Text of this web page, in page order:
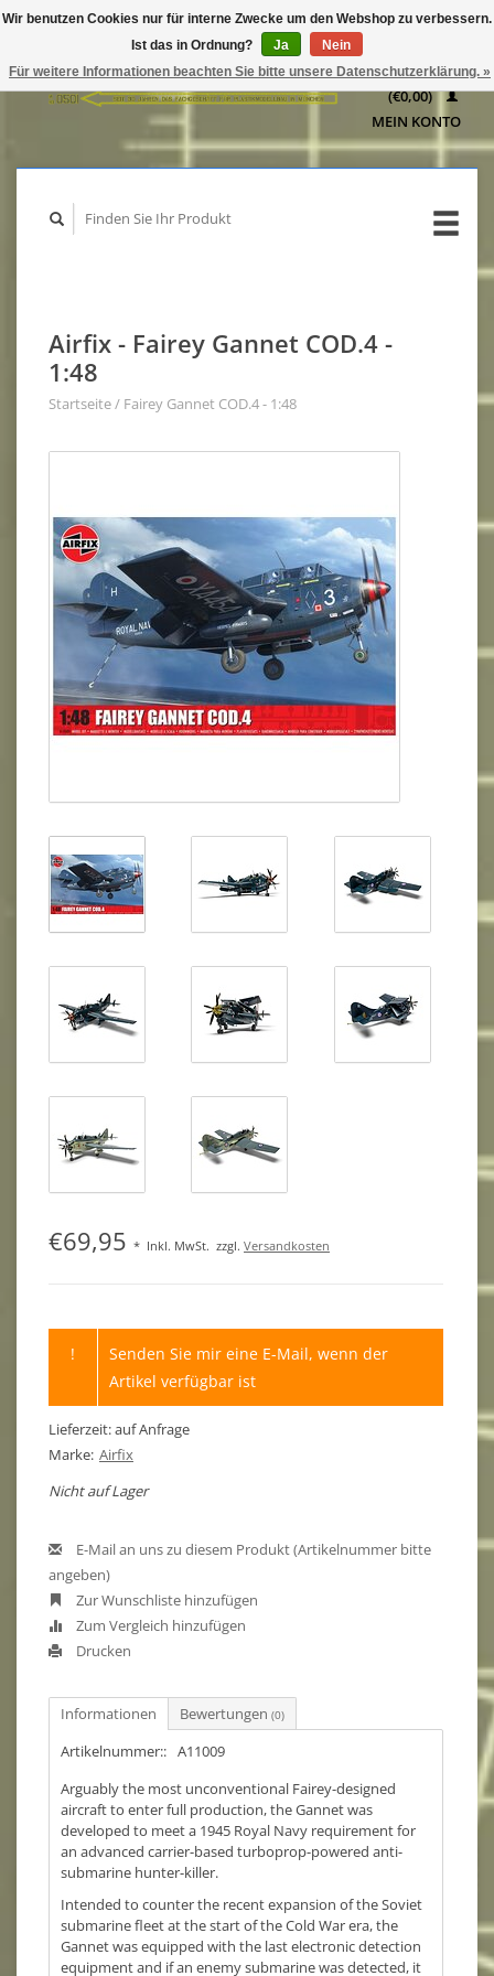
WARENKORB
(€0,00)
MEIN KONTO
Airfix - Fairey Gannet COD.4 -
1:48
Startseite/ Fairey Gannet COD.4 - 1:48
€69,95 * Inkl. MwSt. zzgl. Versandkosten
!
Senden Sie mir eine E-Mail, wenn der
Artikel verfügbar ist
Lieferzeit: auf Anfrage
Marke: Airfix
Nicht auf Lager
E-Mail an uns zu diesem Produkt (Artikelnummer bitte
angeben)
Zur Wunschliste hinzufügen
Zum Vergleich hinzufügen
Drucken
Informationen Bewertungen (0)
Artikelnummer:: A11009
Arguably the most unconventional Fairey-designed
aircraft to enter full production, the Gannet was
developed to meet a 1945 Royal Navy requirement for
an advanced carrier-based turboprop-powered anti-
submarine hunter-killer.
Intended to counter the recent expansion of the Soviet
submarine fleet at the start of the Cold War era, the
Gannet was equipped with the last electronic detection
equipment and if an enemy submarine was detected, it
Wir benutzen Cookies nur für interne Zwecke um den Webshop zu verbessern.
Ist das in Ordnung?
Ja
Nein
Für weitere Informationen beachten Sie bitte unsere Datenschutzerklärung. »